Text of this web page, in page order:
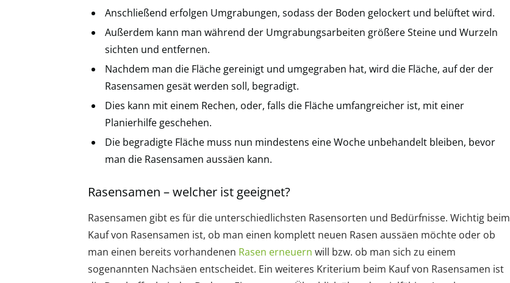
Anschließend erfolgen Umgrabungen, sodass der Boden gelockert und belüftet wird.
Außerdem kann man während der Umgrabungsarbeiten größere Steine und Wurzeln
sichten und entfernen.
Nachdem man die Fläche gereinigt und umgegraben hat, wird die Fläche, auf der der
Rasensamen gesät werden soll, begradigt.
Dies kann mit einem Rechen, oder, falls die Fläche umfangreicher ist, mit einer
Planierhilfe geschehen.
Die begradigte Fläche muss nun mindestens eine Woche unbehandelt bleiben, bevor
man die Rasensamen aussäen kann.
Rasensamen – welcher ist geeignet?
Rasensamen gibt es für die unterschiedlichsten Rasensorten und Bedürfnisse. Wichtig beim
Kauf von Rasensamen ist, ob man einen komplett neuen Rasen aussäen möchte oder ob
man einen bereits vorhandenen Rasen erneuern will bzw. ob man sich zu einem
sogenannten Nachsäen entscheidet. Ein weiteres Kriterium beim Kauf von Rasensamen ist